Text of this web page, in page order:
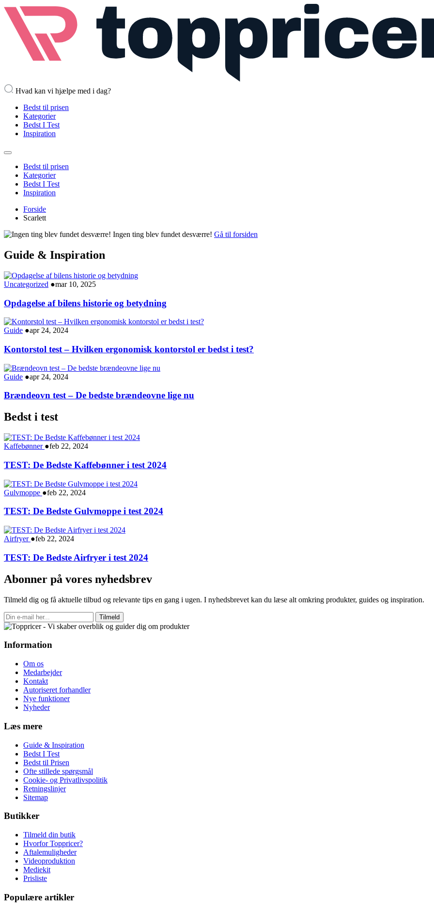
Hvad kan vi hjælpe med i dag?
Bedst til prisen
Kategorier
Bedst I Test
Inspiration
Bedst til prisen
Kategorier
Bedst I Test
Inspiration
Forside
Scarlett
Ingen ting blev fundet desværre! Gå til forsiden
Guide & Inspiration
Uncategorized ●mar 10, 2025
Opdagelse af bilens historie og betydning
Guide ●apr 24, 2024
Kontorstol test – Hvilken ergonomisk kontorstol er bedst i test?
Guide ●apr 24, 2024
Brændeovn test – De bedste brændeovne lige nu
Bedst i test
Kaffebønner ●feb 22, 2024
TEST: De Bedste Kaffebønner i test 2024
Gulvmoppe ●feb 22, 2024
TEST: De Bedste Gulvmoppe i test 2024
Airfryer ●feb 22, 2024
TEST: De Bedste Airfryer i test 2024
Abonner på vores nyhedsbrev
Tilmeld dig og få aktuelle tilbud og relevante tips en gang i ugen. I nyhedsbrevet kan du læse alt omkring produkter, guides og inspiration.
Tilmeld
Information
Om os
Medarbejder
Kontakt
Autoriseret forhandler
Nye funktioner
Nyheder
Læs mere
Guide & Inspiration
Bedst I Test
Bedst til Prisen
Ofte stillede spørgsmål
Cookie- og Privatlivspolitik
Retningslinjer
Sitemap
Butikker
Tilmeld din butik
Hvorfor Toppricer?
Aftalemuligheder
Videoproduktion
Mediekit
Prisliste
Populære artikler